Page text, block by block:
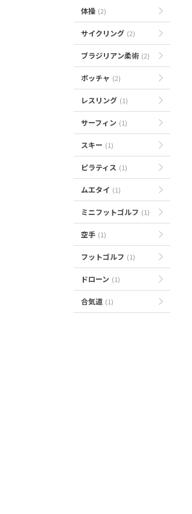
体操 (2)
サイクリング (2)
ブラジリアン柔術 (2)
ボッチャ (2)
レスリング (1)
サーフィン (1)
スキー (1)
ピラティス (1)
ムエタイ (1)
ミニフットゴルフ (1)
空手 (1)
フットゴルフ (1)
ドローン (1)
合気道 (1)